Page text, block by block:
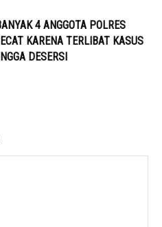
4 ANGGOTA POLRES
KARENA TERLIBAT KASUS
DESERSI